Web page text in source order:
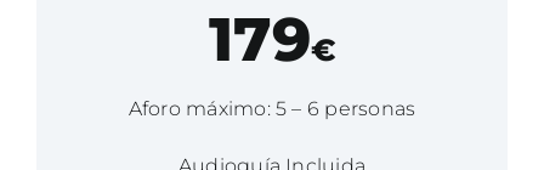
179€
Aforo máximo: 5 – 6 personas